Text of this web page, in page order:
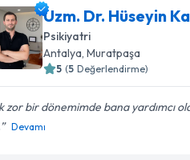
Uzm. Dr. Hüseyin
Psikiyatri
Antalya , Muratpaşa
5 (5 Değerlendirme)
zor bir dönemimde bana yardımcı
Devamı